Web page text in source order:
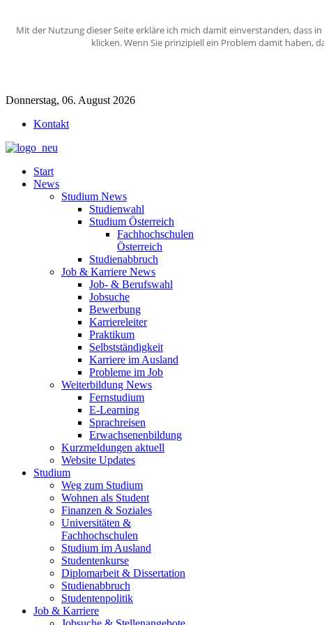
Mit der Nutzung dieser Seite erkläre ich mich damit einverstanden, dass
klicken. Wenn Sie prinzipiell ein Problem damit haben,
Donnerstag, 06. August 2026
Kontakt
Start
News
Studium News
Studienwahl
Studium Österreich
Fachhochschulen
Österreich
Studienabbruch
Job & Karriere News
Job- & Berufswahl
Jobsuche
Bewerbung
Karriereleiter
Praktikum
Selbstständigkeit
Karriere im Ausland
Probleme im Job
Weiterbildung News
Fernstudium
E-Learning
Sprachreisen
Erwachsenenbildung
Kurzmeldungen aktuell
Website Updates
Studium
Weg zum Studium
Wohnen als Student
Finanzen & Soziales
Universitäten &
Fachhochschulen
Studium im Ausland
Studentenkurse
Diplomarbeit & Dissertation
Studienabbruch
Studentenpolitik
Job & Karriere